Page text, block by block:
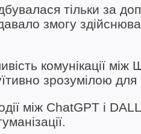
тільки за
змогу
комунікації
зрозумілою для
між ChatGPT і